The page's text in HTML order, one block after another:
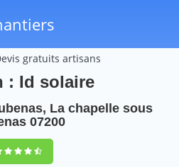
gratuits artisans
: Id solaire
La chapelle sous
07200